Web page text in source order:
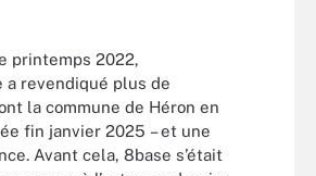
printemps 2022,
a revendiqué plus de
la commune de Héron en
fin janvier 2025 – et une
Avant cela, 8base s’était